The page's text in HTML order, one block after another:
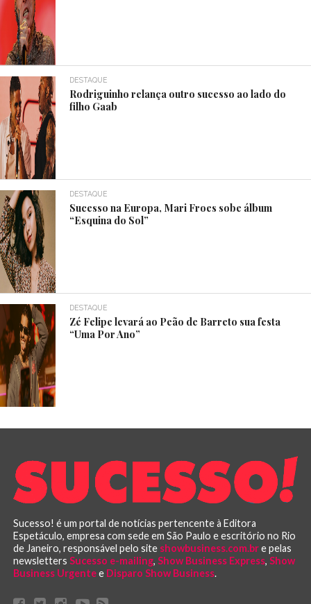
DESTAQUE
Rodriguinho relança outro sucesso ao lado do
filho Gaab
DESTAQUE
Sucesso na Europa, Mari Froes sobe álbum
“Esquina do Sol”
DESTAQUE
Zé Felipe levará ao Peão de Barreto sua festa
“Uma Por Ano”
Sucesso! é um portal de notícias pertencente à Editora
Espetáculo, empresa com sede em São Paulo e escritório no Rio
de Janeiro, responsável pelo site showbusiness.com.bre pelas
newsletters Sucesso e-mailing, Show Business Express, Show
Business Urgentee Disparo Show Business.